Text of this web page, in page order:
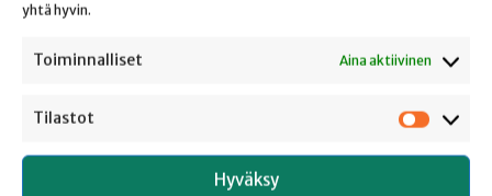
yhtä hyvin.
Toiminnalliset Aina aktiivinen
Tilastot
Tilastot
Hyväksy
On olemassa sellaisia Raamatun sanoja, jotka ovat
tuttuja syvästä lapsuudesta asti ja aivan kuin kädessä
sileäksi kuluneita, ja silti niissä on jotain
selittämätöntä ja aina yhä uudelleen outoa ja uutta.